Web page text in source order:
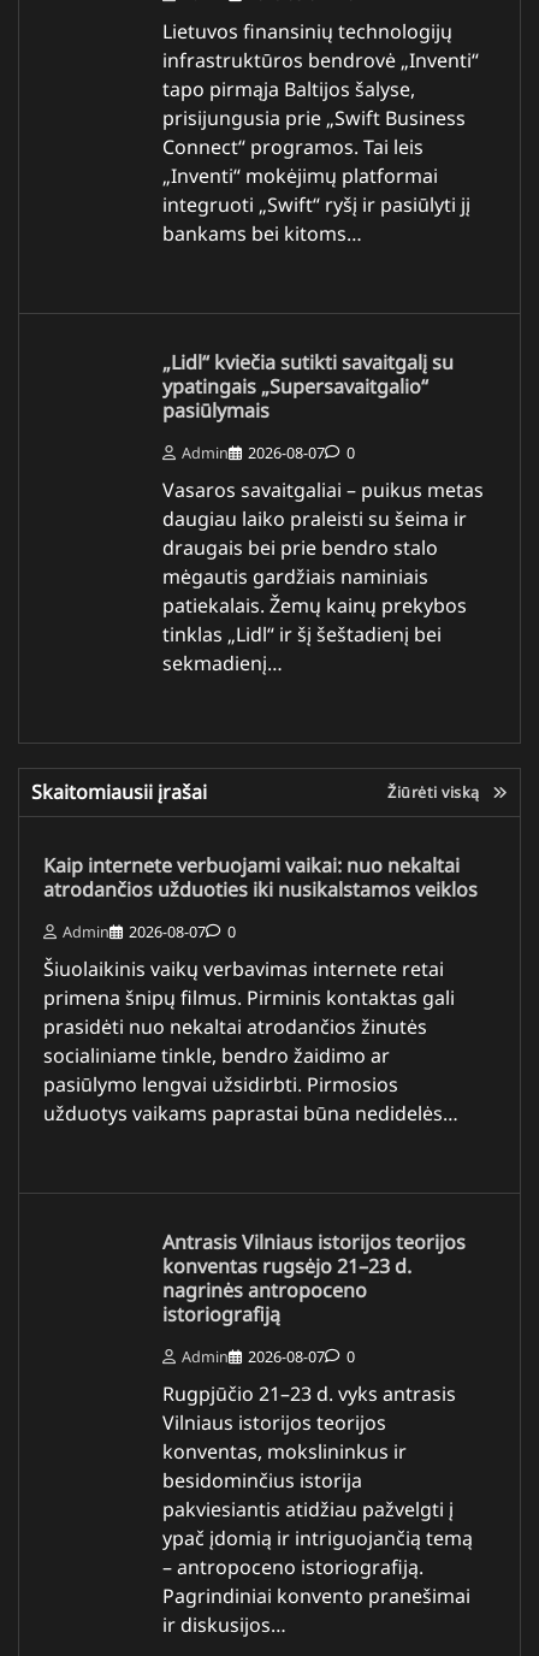
Lietuvos finansinių technologijų
infrastruktūros bendrovė „Inventi“
tapo pirmąja Baltijos šalyse,
prisijungusia prie „Swift Business
Connect“ programos. Tai leis
„Inventi“ mokėjimų platformai
integruoti „Swift“ ryšį ir pasiūlyti jį
bankams bei kitoms…
„Lidl“ kviečia sutikti savaitgalį su
ypatingais „Supersavaitgalio“
pasiūlymais
Admin 2026-08-07 0
Vasaros savaitgaliai – puikus metas
daugiau laiko praleisti su šeima ir
draugais bei prie bendro stalo
mėgautis gardžiais naminiais
patiekalais. Žemų kainų prekybos
tinklas „Lidl“ ir šį šeštadienį bei
sekmadienį…
Skaitomiausii įrašai Žiūrėti viską
Kaip internete verbuojami vaikai: nuo nekaltai
atrodančios užduoties iki nusikalstamos veiklos
Admin 2026-08-07 0
Šiuolaikinis vaikų verbavimas internete retai
primena šnipų filmus. Pirminis kontaktas gali
prasidėti nuo nekaltai atrodančios žinutės
socialiniame tinkle, bendro žaidimo ar
pasiūlymo lengvai užsidirbti. Pirmosios
užduotys vaikams paprastai būna nedidelės…
Antrasis Vilniaus istorijos teorijos
konventas rugsėjo 21–23 d.
nagrinės antropoceno
istoriografiją
Admin 2026-08-07 0
Rugpjūčio 21–23 d. vyks antrasis
Vilniaus istorijos teorijos
konventas, mokslininkus ir
besidominčius istorija
pakviesiantis atidžiau pažvelgti į
ypač įdomią ir intriguojančią temą
– antropoceno istoriografiją.
Pagrindiniai konvento pranešimai
ir diskusijos…